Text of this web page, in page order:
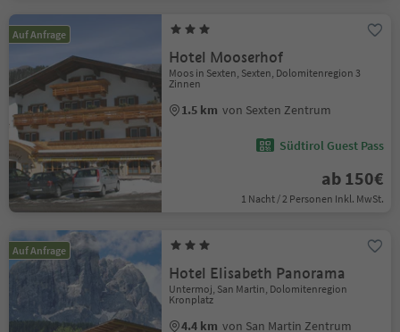
Auf Anfrage
Hotel Mooserhof
Moos in Sexten, Sexten, Dolomitenregion 3
Zinnen
1.5 km von Sexten Zentrum
Südtirol Guest Pass
ab 150€
1 Nacht / 2 Personen Inkl. MwSt.
Auf Anfrage
Hotel Elisabeth Panorama
Untermoj, San Martin, Dolomitenregion
Kronplatz
4.4 km von San Martin Zentrum